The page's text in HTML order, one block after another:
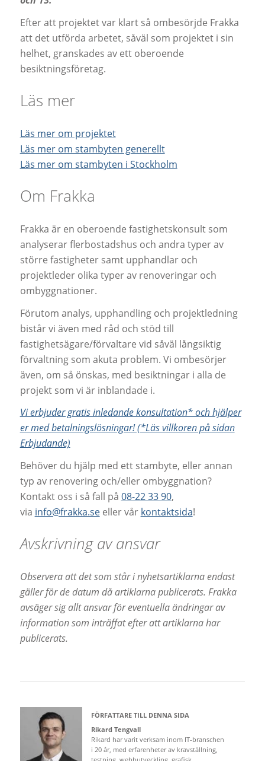
Efter att projektet var klart så ombesörjde Frakka
att det utförda arbetet, såväl som projektet i sin
helhet, granskades av ett oberoende
besiktningsföretag.
Läs mer
Läs mer om projektet
Läs mer om stambyten generellt
Läs mer om stambyten i Stockholm
Om Frakka
Frakka är en oberoende fastighetskonsult som
analyserar flerbostadshus och andra typer av
större fastigheter samt upphandlar och
projektleder olika typer av renoveringar och
ombyggnationer.
Förutom analys, upphandling och projektledning
bistår vi även med råd och stöd till
fastighetsägare/förvaltare vid såväl långsiktig
förvaltning som akuta problem. Vi ombesörjer
även, om så önskas, med besiktningar i alla de
projekt som vi är inblandade i.
Vi erbjuder gratis inledande konsultation* och hjälper
er med betalningslösningar! (*Läs villkoren på sidan
Erbjudande)
Behöver du hjälp med ett stambyte, eller annan
typ av renovering och/eller ombyggnation?
Kontakt oss i så fall på 08-22 33 90,
via info@frakka.seeller vår kontaktsida!
Avskrivning av ansvar
Observera att det som står i nyhetsartiklarna endast
gäller för de datum då artiklarna publicerats. Frakka
avsäger sig allt ansvar för eventuella ändringar av
information som inträffat efter att artiklarna har
publicerats.
FÖRFATTARE TILL DENNA SIDA
Rikard Tengvall
Rikard har varit verksam inom IT-branschen
i 20 år, med erfarenheter av kravställning,